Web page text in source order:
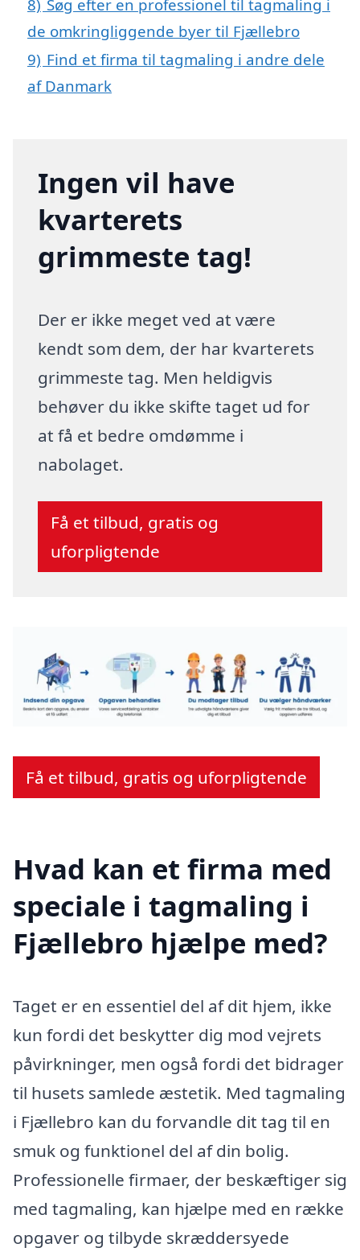
8) Søg efter en professionel til tagmaling i
de omkringliggende byer til Fjællebro
9) Find et firma til tagmaling i andre dele
af Danmark
Ingen vil have
kvarterets
grimmeste tag!
Der er ikke meget ved at være
kendt som dem, der har kvarterets
grimmeste tag. Men heldigvis
behøver du ikke skifte taget ud for
at få et bedre omdømme i
nabolaget.
Få et tilbud, gratis og
uforpligtende
Få et tilbud, gratis og uforpligtende
Hvad kan et firma med
speciale i tagmaling i
Fjællebro hjælpe med?
Taget er en essentiel del af dit hjem, ikke
kun fordi det beskytter dig mod vejrets
påvirkninger, men også fordi det bidrager
til husets samlede æstetik. Med tagmaling
i Fjællebro kan du forvandle dit tag til en
smuk og funktionel del af din bolig.
Professionelle firmaer, der beskæftiger sig
med tagmaling, kan hjælpe med en række
opgaver og tilbyde skræddersyede